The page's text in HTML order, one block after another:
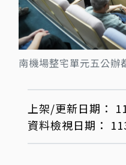
南機場整宅單元五公辦
上架/更新日期：
資料檢視日期：